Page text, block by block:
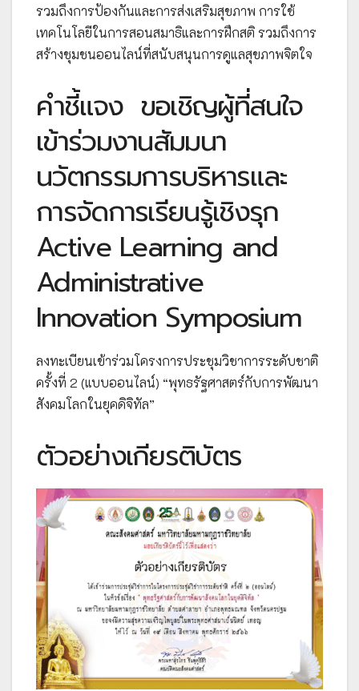
รวมถึงการป้องกันและการส่งเสริมสุขภาพ การใช้
เทคโนโลยีในการสอนสมาธิและการฝึกสติ รวมถึงการ
สร้างชุมชนออนไลน์ที่สนับสนุนการดูแลสุขภาพจิตใจ
คำชี้แจง ขอเชิญผู้ที่สนใจ
เข้าร่วมงานสัมมนา
นวัตกรรมการบริหารและ
การจัดการเรียนรู้เชิงรุก
Active Learning and
Administrative
Innovation Symposium
ลงทะเบียนเข้าร่วมโครงการประชุมวิชาการระดับชาติ
ครั้งที่ 2 (แบบออนไลน์) “พุทธรัฐศาสตร์กับการพัฒนา
สังคมโลกในยุคดิจิทัล”
ตัวอย่างเกียรติบัตร